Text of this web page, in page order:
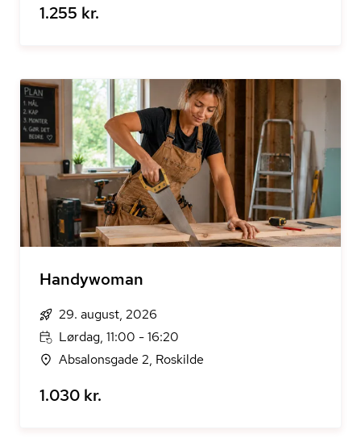
1.255 kr.
Handywoman
29. august, 2026
Lørdag, 11:00 - 16:20
Absalonsgade 2, Roskilde
1.030 kr.